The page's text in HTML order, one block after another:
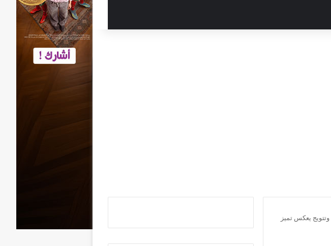
سنطرال دانون ضمن أفضل المشغلين في المغرب لسنة 2026 وتتويج يعكس تميز